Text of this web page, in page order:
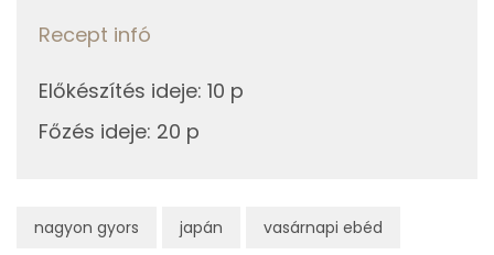
nagyon gyors japán vasárnapi ebéd
Zsír
Összesen
Telített zsírsav
Többszörösen telítetlen zsírsav
Recept infó
Előkészítés ideje: 10 p
Főzés ideje: 20 p